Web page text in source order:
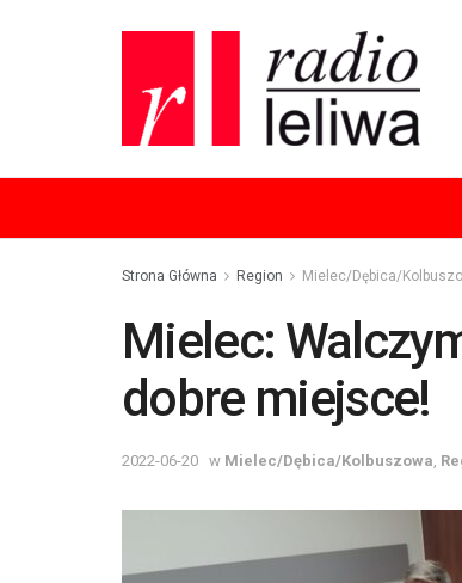
Strona Główna Region Mielec/Dębica/
Mielec:
dobre miejsce!
2022-06-20 w Mielec/Dębica/Kolbuszowa